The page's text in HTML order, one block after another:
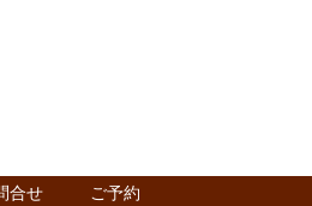
合せ ご予約